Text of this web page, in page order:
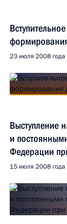
23 июля 2008 года
Выступление
и
Федерации
15 июля 2008 года